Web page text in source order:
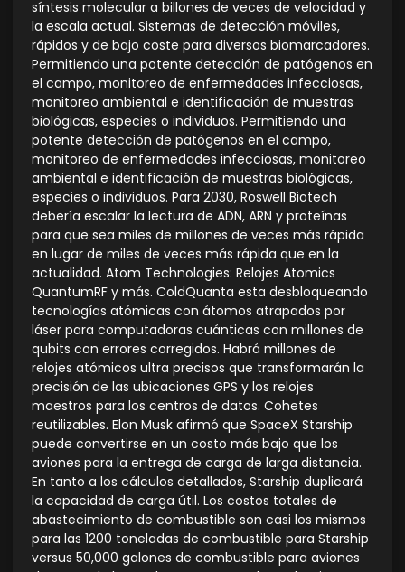
síntesis molecular a billones de veces de velocidad y
la escala actual. Sistemas de detección móviles,
rápidos y de bajo coste para diversos biomarcadores.
Permitiendo una potente detección de patógenos en
el campo, monitoreo de enfermedades infecciosas,
monitoreo ambiental e identificación de muestras
biológicas, especies o individuos. Permitiendo una
potente detección de patógenos en el campo,
monitoreo de enfermedades infecciosas, monitoreo
ambiental e identificación de muestras biológicas,
especies o individuos. Para 2030, Roswell Biotech
debería escalar la lectura de ADN, ARN y proteínas
para que sea miles de millones de veces más rápida
en lugar de miles de veces más rápida que en la
actualidad. Atom Technologies: Relojes Atomics
QuantumRF y más. ColdQuanta esta desbloqueando
tecnologías atómicas con átomos atrapados por
láser para computadoras cuánticas con millones de
qubits con errores corregidos. Habrá millones de
relojes atómicos ultra precisos que transformarán la
precisión de las ubicaciones GPS y los relojes
maestros para los centros de datos. Cohetes
reutilizables. Elon Musk afirmó que SpaceX Starship
puede convertirse en un costo más bajo que los
aviones para la entrega de carga de larga distancia.
En tanto a los cálculos detallados, Starship duplicará
la capacidad de carga útil. Los costos totales de
abastecimiento de combustible son casi los mismos
para las 1200 toneladas de combustible para Starship
versus 50,000 galones de combustible para aviones